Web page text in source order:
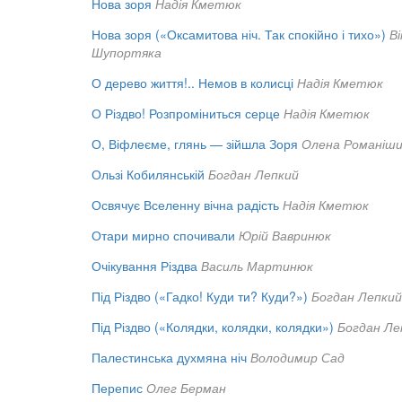
Нова зоря («Оксамитова ніч. Так спокійно і тихо»)
Шупортяка
О дерево життя!.. Немов в колисці Надія Кметюк
О Різдво! Розпроміниться серце Надія Кметюк
О, Віфлеєме, глянь — зійшла Зоря Олена
Ользі Кобилянській Богдан Лепкий
Освячує Вселенну вічна радість Надія Кметюк
Отари мирно спочивали Юрій Вавринюк
Очікування Різдва Василь Мартинюк
Під Різдво («Гадко! Куди ти? Куди?») Богдан Лепкий
Під Різдво («Колядки, колядки, колядки») Богдан
Палестинська духмяна ніч Володимир Сад
Перепис Олег Берман